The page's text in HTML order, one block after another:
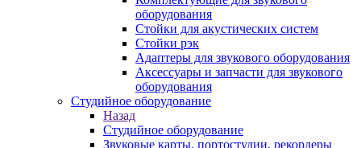
оборудования
Стойки для акустических систем
Стойки рэк
Адаптеры для звукового оборудования
Аксессуары и запчасти для звукового
оборудования
Студийное оборудование
Назад
Студийное оборудование
Звуковые карты, портостудии, рекордеры